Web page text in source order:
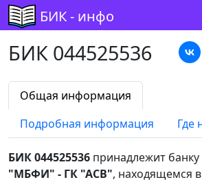
БИК - инфо
БИК 044525536
Общая информация
Подробная информация
Где
БИК 044525536 принадлежит банку
"МБФИ" - ГК "АСВ", находящемся в